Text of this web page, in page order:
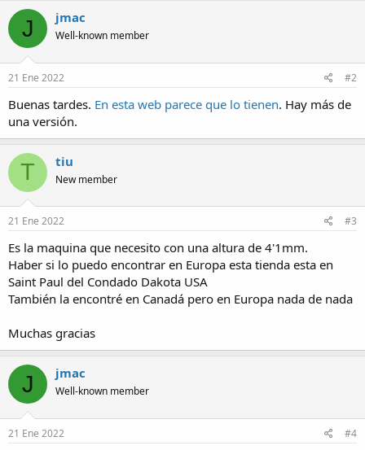
J jmac
Well-known member
21 Ene 2022 #2
Buenas tardes. En esta web parece que lo tienen. Hay más de
una versión.
T tiu
New member
21 Ene 2022 #3
Es la maquina que necesito con una altura de 4'1mm.
Haber si lo puedo encontrar en Europa esta tienda esta en
Saint Paul del Condado Dakota USA
También la encontré en Canadá pero en Europa nada de nada
Muchas gracias
J jmac
Well-known member
21 Ene 2022 #4